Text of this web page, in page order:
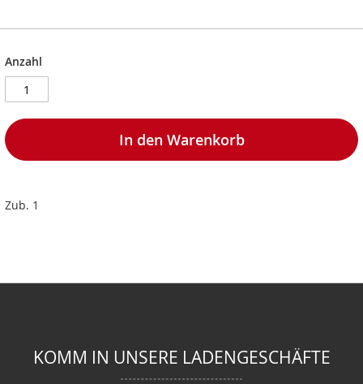
Anzahl
In den Warenkorb
Zub. 1
KOMM IN UNSERE LADENGESCHÄFTE